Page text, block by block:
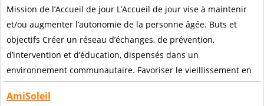
Mission de l’Accueil de jour L’Accueil de jour vise à maintenir
et/ou augmenter l’autonomie de la personne âgée. Buts et
objectifs Créer un réseau d’échanges, de prévention,
d’intervention et d’éducation, dispensés dans un
environnement communautaire. Favoriser le vieillissement en
AmiSoleil